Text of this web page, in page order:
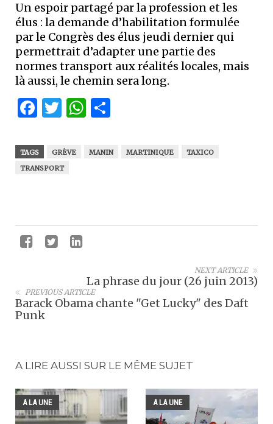
Un espoir partagé par la profession et les
élus : la demande d’habilitation formulée
par le Congrès des élus jeudi dernier qui
permettrait d’adapter une partie des
normes transport aux réalités locales, mais
là aussi, le chemin sera long.
Facebook
Twitter
WhatsApp
TAGS GRÈVE MANIN MARTINIQUE
TAXICO
TRANSPORT
NEXT ARTICLE
La phrase du jour (26 juin 2013)
PREVIOUS ARTICLE
Barack Obama chante "Get Lucky" des Daft
Punk
A LIRE AUSSI SUR LE MÊME SUJET
A LA UNE A LA UNE